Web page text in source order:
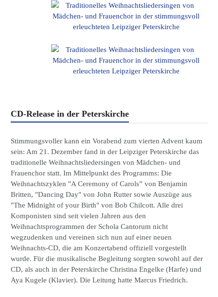
CD-Release in der Peterskirche
Stimmungsvoller kann ein Vorabend zum vierten Advent kaum
sein: Am 21. Dezember fand in der Leipziger Peterskirche das
traditionelle Weihnachtsliedersingen von Mädchen- und
Frauenchor statt. Im Mittelpunkt des Programms: Die
Weihnachtszyklen "A Ceremony of Carols” von Benjamin
Britten, "Dancing Day" von John Rutter sowie Auszüge aus
"The Midnight of your Birth" von Bob Chilcott. Alle drei
Komponisten sind seit vielen Jahren aus den
Weihnachtsprogrammen der Schola Cantorum nicht
wegzudenken und vereinen sich nun auf einer neuen
Weihnachts-CD, die am Konzertabend offiziell vorgestellt
wurde. Für die musikalische Begleitung sorgten sowohl auf der
CD, als auch in der Peterskirche Christina Engelke (Harfe) und
Aya Kugele (Klavier). Die Leitung hatte Marcus Friedrich.